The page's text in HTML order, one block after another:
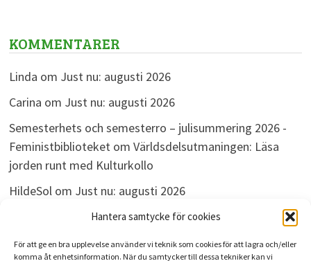
Hantera samtycke för cookies
För att ge en bra upplevelse använder vi teknik som cookies för att lagra och/eller
komma åt enhetsinformation. När du samtycker till dessa tekniker kan vi
KOMMENTARER
Linda om Just nu: augusti 2026
Carina om Just nu: augusti 2026
Semesterhets och semesterro – julisummering 2026 -
Feministbiblioteketom Världsdelsutmaningen: Läsa
jorden runt med Kulturkollo
HildeSolom Just nu: augusti 2026
omJust nu: augusti 2026